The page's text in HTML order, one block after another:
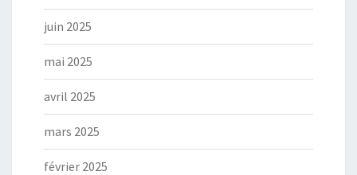
juin 2025
mai 2025
avril 2025
mars 2025
février 2025